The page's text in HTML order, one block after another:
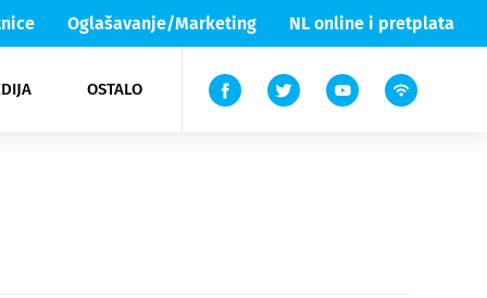
Oglašavanje/Marketing NL online i pretplata
OSTALO
Lika & Senj
TV